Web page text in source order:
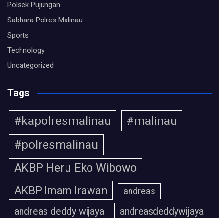
Polsek Pujungan
Sabhara Polres Malinau
Sports
Technology
Uncategorized
Tags
#kapolresmalinau
#malinau
#polresmalinau
AKBP Heru Eko Wibowo
AKBP Imam Irawan andreas
andreas deddy wijaya andreasdeddywijaya